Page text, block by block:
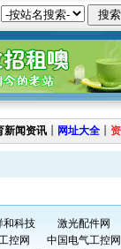
新闻资讯 ┊ 网址大全 ┊
和科技
激光配件网
控网
中国电气工控网